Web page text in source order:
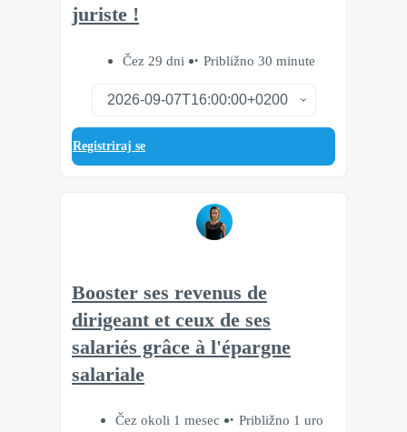
juriste !
Čez 29 dni Približno 30 minute
Registriraj se
Booster ses revenus de
dirigeant et ceux de ses
salariés grâce à l'épargne
salariale
Čez okoli 1 mesec
Približno 1 uro